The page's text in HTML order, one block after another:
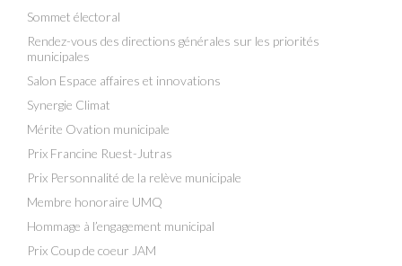
Sommet électoral
Rendez-vous des directions générales sur les priorités
municipales
Salon Espace affaires et innovations
Synergie Climat
Mérite Ovation municipale
Prix Francine Ruest-Jutras
Prix Personnalité de la relève municipale
Membre honoraire UMQ
Hommage à l’engagement municipal
Prix Coup de coeur JAM